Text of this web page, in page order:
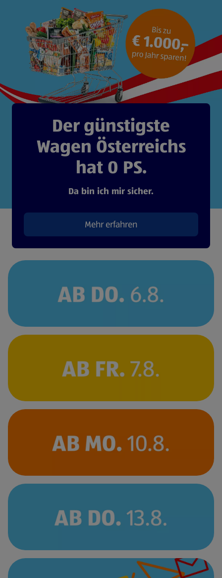
Der günstigste
Wagen Österreichs
hat 0 PS.
Da bin ich mir sicher.
Mehr erfahren